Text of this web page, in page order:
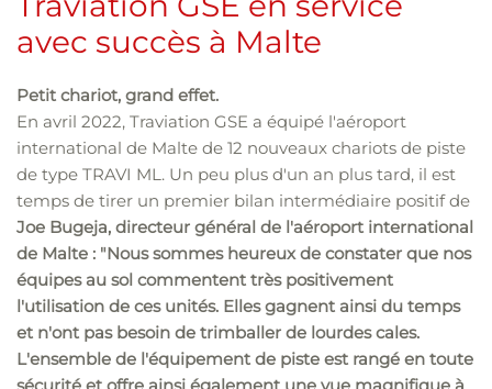
avec succès à Malte
Petit chariot, grand effet.
En avril 2022, Traviation GSE a équipé l'aéroport
international de Malte de 12 nouveaux chariots de piste
de type TRAVI ML. Un peu plus d'un an plus tard, il est
temps de tirer un premier bilan intermédiaire positif de
Joe Bugeja, directeur général de l'aéroport international
de Malte : "Nous sommes heureux de constater que nos
équipes au sol commentent très positivement
l'utilisation de ces unités. Elles gagnent ainsi du temps
et n'ont pas besoin de trimballer de lourdes cales.
L'ensemble de l'équipement de piste est rangé en toute